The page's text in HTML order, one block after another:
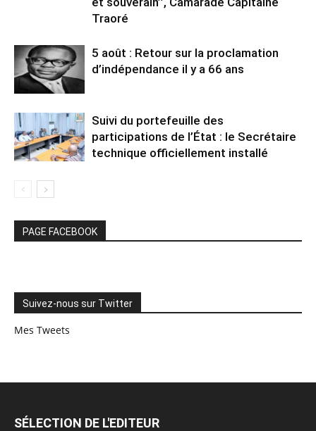
Traoré
5 août : Retour sur la proclamation
d’indépendance il y a 66 ans
Suivi du portefeuille des
participations de l’État : le Secrétaire
technique officiellement installé
PAGE FACEBOOK
Suivez-nous sur Twitter
Mes Tweets
SÉLECTION DE L'EDITEUR